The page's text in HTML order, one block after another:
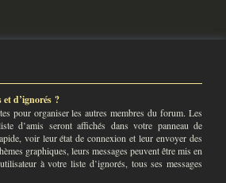
et d’ignorés ?
pour organiser les autres membres du forum. Les
d’amis seront affichés dans votre panneau de
voir leur état de connexion et leur envoyer des
graphiques, leurs messages peuvent être mis en
à votre liste d’ignorés, tous ses messages